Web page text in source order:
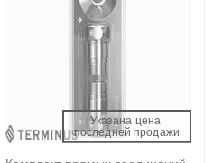
Указана цена
последней продажи